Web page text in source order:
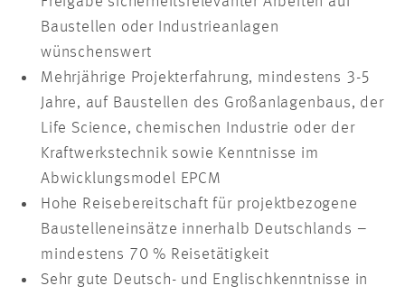
Baustellen oder Industrieanlagen
wünschenswert
Mehrjährige Projekterfahrung, mindestens 3-5
Jahre, auf Baustellen des Großanlagenbaus, der
Life Science, chemischen Industrie oder der
Kraftwerkstechnik sowie Kenntnisse im
Abwicklungsmodel EPCM
Hohe Reisebereitschaft für projektbezogene
Baustelleneinsätze innerhalb Deutschlands –
mindestens 70 % Reisetätigkeit
Sehr gute Deutsch- und Englischkenntnisse in